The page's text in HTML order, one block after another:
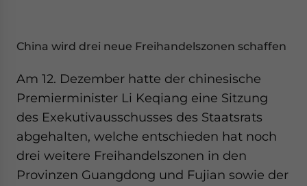
China wird drei neue Freihandelszonen schaffen
Am 12. Dezember hatte der chinesische
Premierminister Li Keqiang eine Sitzung
des Exekutivausschusses des Staatsrats
abgehalten, welche entschieden hat noch
drei weitere Freihandelszonen in den
Provinzen Guangdong und Fujian sowie der